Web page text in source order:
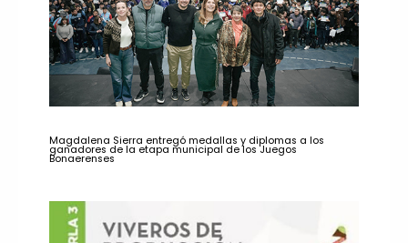
Magdalena Sierra entregó medallas y diplomas a los
ganadores de la etapa municipal de los Juegos
Bonaerenses